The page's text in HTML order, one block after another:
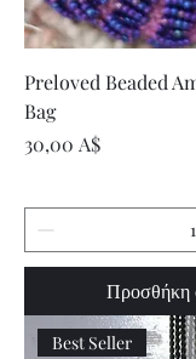
Preloved Beaded
Bag
Τιμή
30,00 A$
Προσθήκη
Best Seller